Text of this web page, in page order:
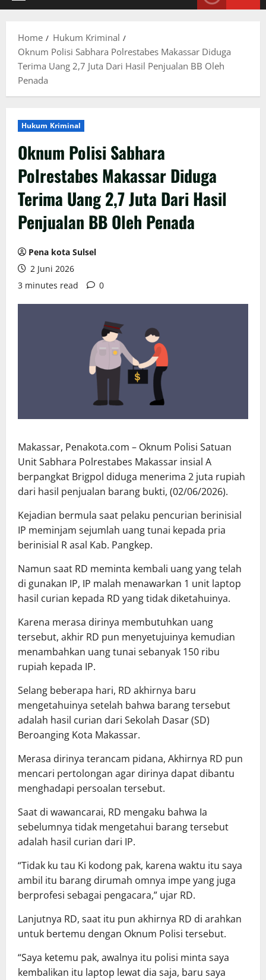
Home
Hukum Kriminal
Oknum Polisi Sabhara Polrestabes Makassar Diduga
Terima Uang 2,7 Juta Dari Hasil Penjualan BB Oleh
Penada
Hukum Kriminal
Oknum Polisi Sabhara
Polrestabes Makassar Diduga
Terima Uang 2,7 Juta Dari Hasil
Penjualan BB Oleh Penada
Pena kota Sulsel
2 Juni 2026
3 minutes read
0
Makassar, Penakota.com – Oknum Polisi Satuan
Unit Sabhara Polrestabes Makassar insial A
berpangkat Brigpol diduga menerima 2 juta rupiah
dari hasil penjualan barang bukti, (02/06/2026).
Kejadian bermula saat pelaku pencurian berinisial
IP meminjam sejumlah uang tunai kepada pria
berinisial R asal Kab. Pangkep.
Namun saat RD meminta kembali uang yang telah
di gunakan IP, IP malah menawarkan 1 unit laptop
hasil curian kepada RD yang tidak diketahuinya.
Karena merasa dirinya membutuhkan uang
tersebut, akhir RD pun menyetujuinya kemudian
menambahkan uang tunai sebanyak 150 ribu
rupiah kepada IP.
Selang beberapa hari, RD akhirnya baru
mengetahuinya setelah bahwa barang tersebut
adalah hasil curian dari Sekolah Dasar (SD)
Beroanging Kota Makassar.
Merasa dirinya terancam pidana, Akhirnya RD pun
mencari pertolongan agar dirinya dapat dibantu
menghadapi persoalan tersebut.
Saat di wawancarai, RD mengaku bahwa Ia
sebelumnya tidak mengetahui barang tersebut
adalah hasil curian dari IP.
“Tidak ku tau Ki kodong pak, karena waktu itu saya
ambil itu barang dirumah omnya impe yang juga
berprofesi sebagai pengacara,” ujar RD.
Lanjutnya RD, saat itu pun akhirnya RD di arahkan
untuk bertemu dengan Oknum Polisi tersebut.
“Saya ketemu pak, awalnya itu polisi minta saya
kembalikan itu laptop lewat dia saja, baru saya